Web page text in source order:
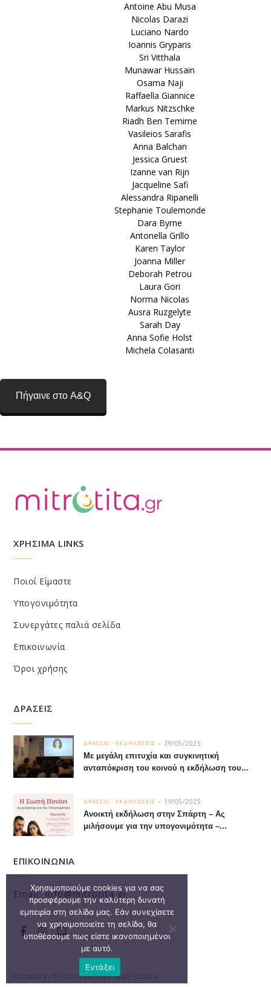
Antoine Abu Musa
Nicolas Darazi
Luciano Nardo
Ioannis Gryparis
Sri Vitthala
Munawar Hussain
Osama Naji
Raffaella Giannice
Markus Nitzschke
Riadh Ben Temime
Vasileios Sarafis
Anna Balchan
Jessica Gruest
Izanne van Rijn
Jacqueline Safi
Alessandra Ripanelli
Stephanie Toulemonde
Dara Byrne
Antonella Grillo
Karen Taylor
Joanna Miller
Deborah Petrou
Laura Gori
Norma Nicolas
Ausra Ruzgelyte
Sarah Day
Anna Sofie Holst
Michela Colasanti
Πήγαινε στο A&Q
ΧΡΗΣΙΜΑ LINKS
Ποιοί Είμαστε
Υπογονιμότητα
Συνεργάτες παλιά σελίδα
Επικοινωνία
Όροι χρήσης
ΔΡΑΣΕΙΣ
Με μεγάλη επιτυχία και συγκινητική
ανταπόκριση του κοινού η εκδήλωση του...
ΔΡΑΣΕΙΣ - ΕΚΔΗΛΩΣΕΙΣ 29/05/2025
Ανοικτή εκδήλωση στην Σπάρτη – Ας
μιλήσουμε για την υπογονιμότητα –...
ΔΡΑΣΕΙΣ - ΕΚΔΗΛΩΣΕΙΣ 19/05/2025
ΕΠΙΚΟΙΝΩΝΙΑ
Email: info@mitrotita.gr
Κατασκευή ΙστοσελίδωνWeb Future
Χρησιμοποιούμε cookies για να σας
προσφέρουμε την καλύτερη δυνατή
εμπειρία στη σελίδα μας. Εάν συνεχίσετε
να χρησιμοποιείτε τη σελίδα, θα
υποθέσουμε πως είστε ικανοποιημένοι
με αυτό.
Εντάξει